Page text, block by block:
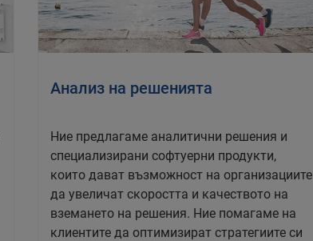
Анализ на решенията
Ние предлагаме аналитични решения и
специализирани софтуерни продукти,
които дават възможност на организациите
да увеличат скоростта и качеството на
вземането на решения. Ние помагаме на
клиентите да оптимизират стратегиите си